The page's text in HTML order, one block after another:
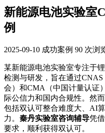
新能源电池实验室
例
2025-09-10 成功案例 90 次浏
某新能源电池实验室专注于
检测与研发，旨在通过
会）和CMA（中国计量认证
际公信力和国内合规性。然
包括双认可整合难度大、AI
力。 秦丹实验室咨询辅导凭
要求，顺利获得双认可。